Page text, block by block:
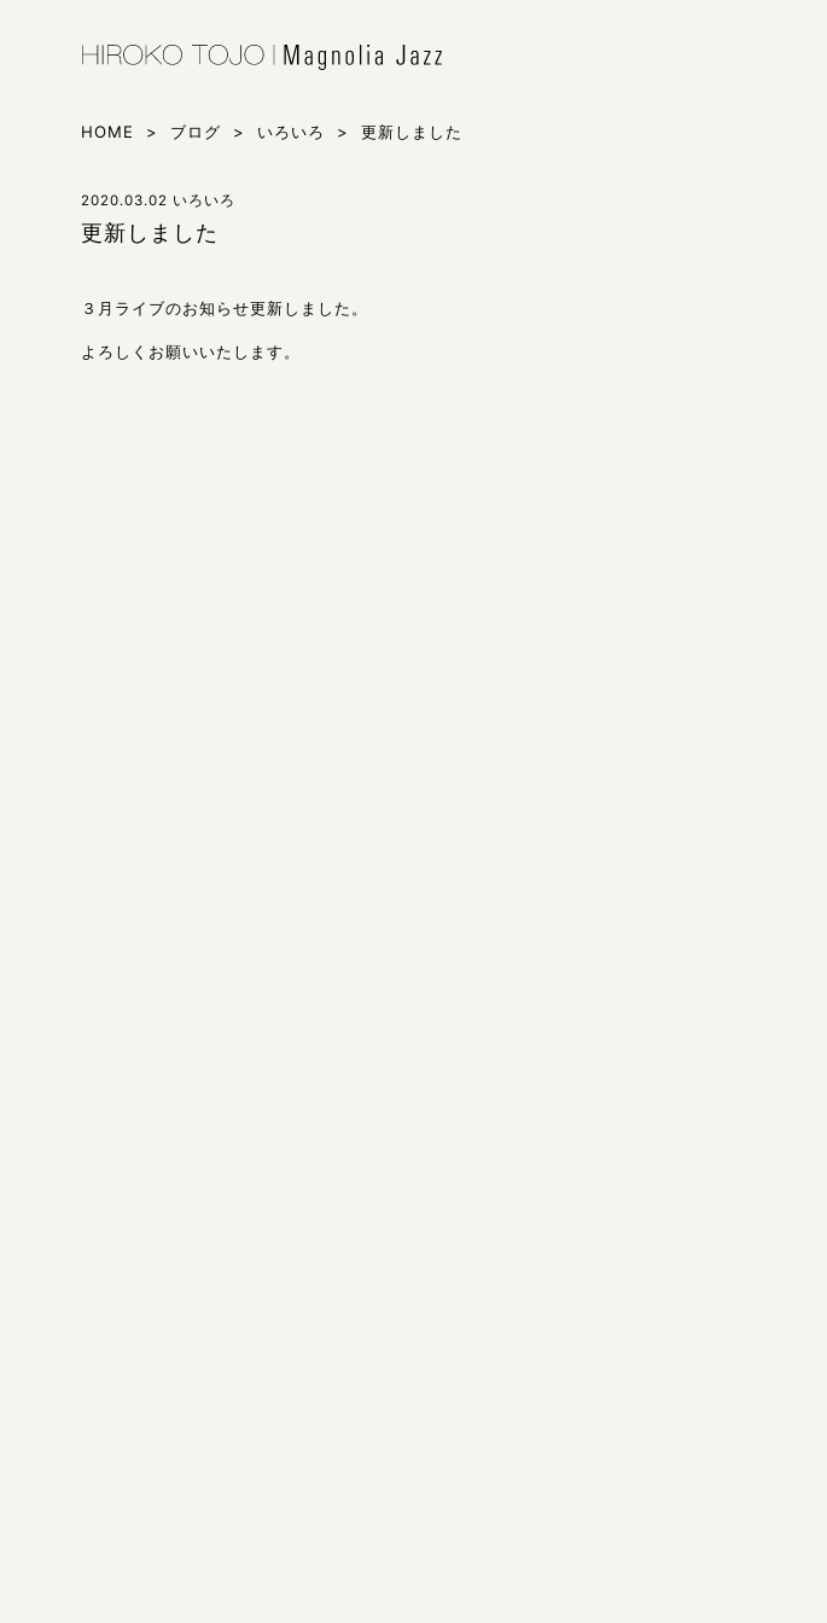
HOME > ブログ > いろいろ > 更新しました
2020.03.02 いろいろ
更新しました
３月ライブのお知らせ更新しました。
よろしくお願いいたします。